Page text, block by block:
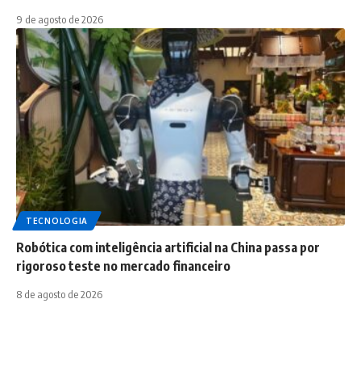
9 de agosto de 2026
TECNOLOGIA
Robótica com inteligência artificial na China passa por
rigoroso teste no mercado financeiro
8 de agosto de 2026